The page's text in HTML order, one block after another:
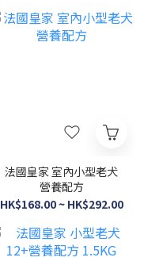
法國皇家 室內小型老犬
營養配方
HK$168.00 ~ HK$292.00